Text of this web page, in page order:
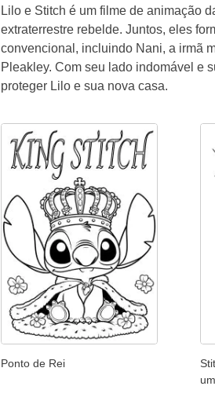
Lilo e Stitch é um filme de animação
extraterrestre rebelde. Juntos, eles
convencional, incluindo Nani, a irmã
Pleakley. Com seu lado indomável e
proteger Lilo e sua nova casa.
Ponto de Rei